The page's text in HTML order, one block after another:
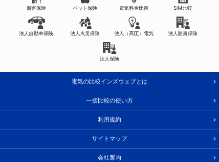
傷害保険 ペット保険 電気料金比較 SIM比較
法人自動車保険 法人火災保険 法人（高圧）電気 法人賠責保険
法人保険
電気の比較インズウェブとは
一括比較の使い方
利用規約
サイトマップ
会社案内